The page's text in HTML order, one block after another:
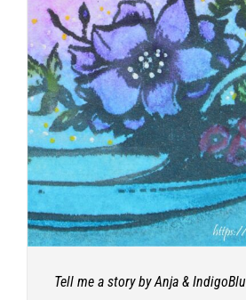
Tell me a story by Anja & IndigoBlu